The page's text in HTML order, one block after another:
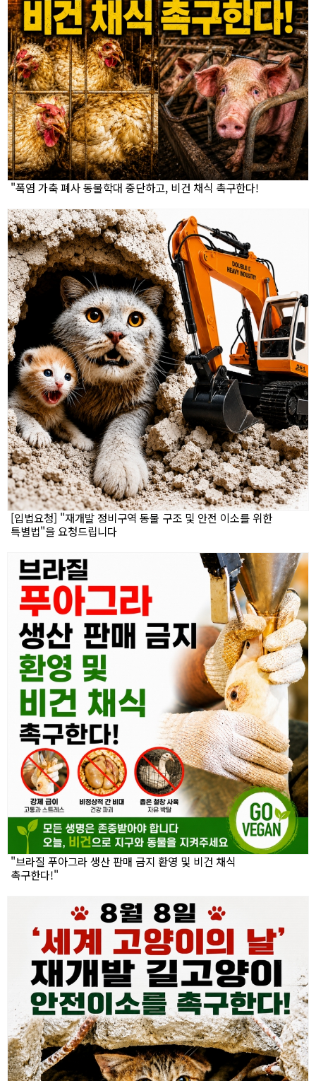
"폭염 가축 폐사 동물학대 중단하고, 비건 채식 촉구한다!
[입법요청] "재개발 정비구역 동물 구조 및 안전 이소를 위한
특별법"을 요청드립니다
"브라질 푸아그라 생산 판매 금지 환영 및 비건 채식
촉구한다!"